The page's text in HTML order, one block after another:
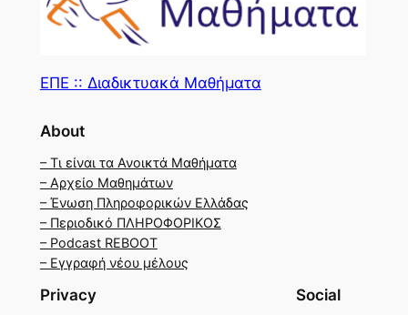
ΕΠΕ :: Διαδικτυακά Μαθήματα
About
– Τι είναι τα Ανοικτά Μαθήματα
– Αρχείο Μαθημάτων
– Ένωση Πληροφορικών Ελλάδας
– Περιοδικό ΠΛΗΡΟΦΟΡΙΚΟΣ
– Podcast REBOOT
– Εγγραφή νέου μέλους
Privacy Social